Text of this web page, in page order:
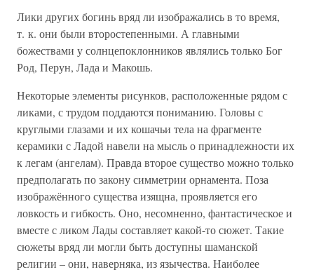
Лики других богинь вряд ли изображались в то время,
т. к. они были второстепенными. А главными
божествами у солнцепоклонников являлись только Бог
Род, Перун, Лада и Макошь.
Некоторые элементы рисунков, расположенные рядом с
ликами, с трудом поддаются пониманию. Головы с
круглыми глазами и их кошачьи тела на фрагменте
керамики с Ладой навели на мысль о принадлежности их
к легам (ангелам). Правда второе существо можно только
предполагать по закону симметрии орнамента. Поза
изображённого существа изящна, проявляется его
ловкость и гибкость. Оно, несомненно, фантастическое и
вместе с ликом Лады составляет какой-то сюжет. Такие
сюжеты вряд ли могли быть доступны шаманской
религии – они, наверняка, из язычества. Наиболее